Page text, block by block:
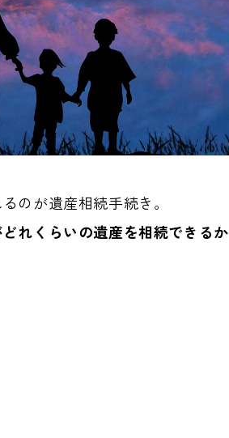
のが遺産相続手続き。
れくらいの遺産を相続できるか